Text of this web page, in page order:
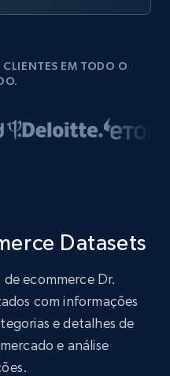
EM TODO O
Datasets
ecommerce Dr.
com informações
e detalhes de
e análise